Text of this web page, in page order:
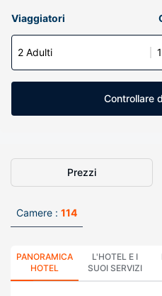
Viaggiatori
2 Adulti
Controllare
Prezzi
Camere : 114
PANORAMICA
HOTEL
L'HOTEL E I
SUOI SERVIZI